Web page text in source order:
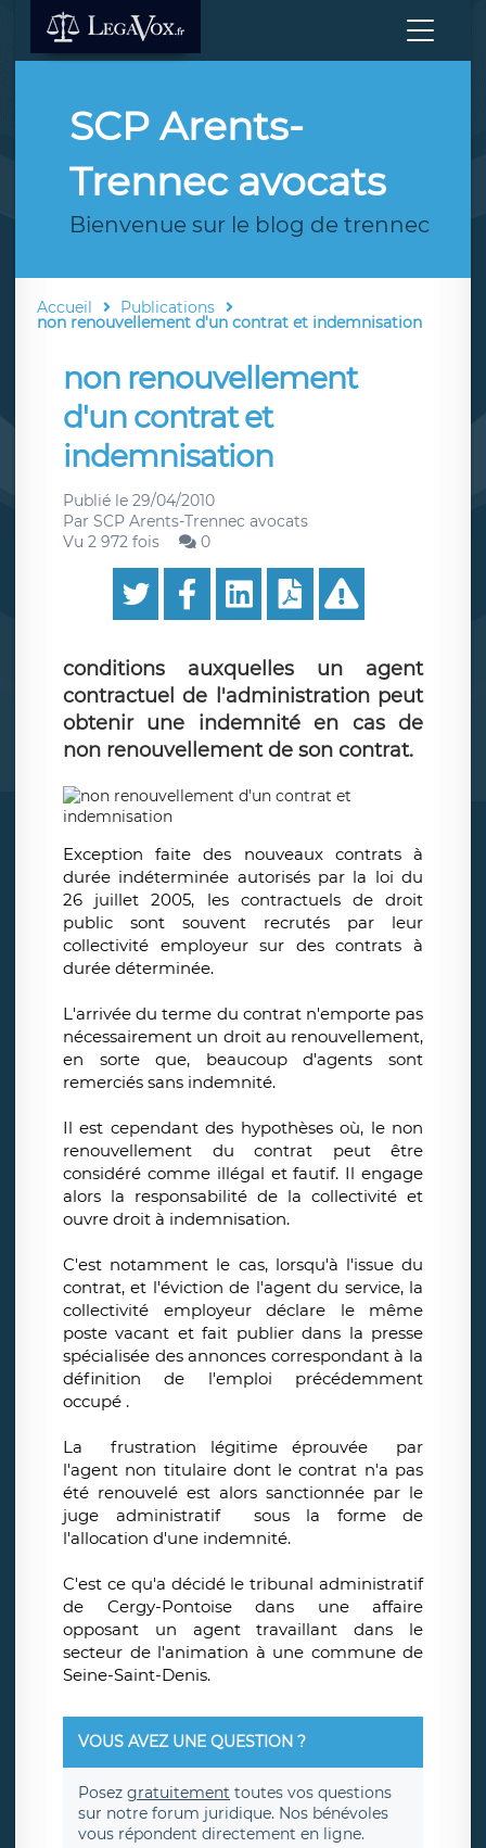
SCP Arents-
Trennec avocats
Bienvenue sur le blog de trennec
Accueil Publications
non renouvellement d'un contrat et indemnisation
non renouvellement
d'un contrat et
indemnisation
Publié le 29/04/2010
Par SCP Arents-Trennec avocats
Vu 2 972 fois
0
conditions auxquelles un agent
contractuel de l'administration peut
obtenir une indemnité en cas de
non renouvellement de son contrat.
Exception faite des nouveaux contrats à
durée indéterminée autorisés par la loi du
26 juillet 2005, les contractuels de droit
public sont souvent recrutés par leur
collectivité employeur sur des contrats à
durée déterminée.
L'arrivée du terme du contrat n'emporte pas
nécessairement un droit au renouvellement,
en sorte que, beaucoup d'agents sont
remerciés sans indemnité.
Il est cependant des hypothèses où, le non
renouvellement du contrat peut être
considéré comme illégal et fautif. Il engage
alors la responsabilité de la collectivité et
ouvre droit à indemnisation.
C'est notamment le cas, lorsqu'à l'issue du
contrat, et l'éviction de l'agent du service, la
collectivité employeur déclare le même
poste vacant et fait publier dans la presse
spécialisée des annonces correspondant à la
définition de l'emploi précédemment
occupé .
La frustration légitime éprouvée par
l'agent non titulaire dont le contrat n'a pas
été renouvelé est alors sanctionnée par le
juge administratif sous la forme de
l'allocation d'une indemnité.
C'est ce qu'a décidé le tribunal administratif
de Cergy-Pontoise dans une affaire
opposant un agent travaillant dans le
secteur de l'animation à une commune de
Seine-Saint-Denis.
VOUS AVEZ UNE QUESTION ?
Posez gratuitement toutes vos questions
sur notre forum juridique. Nos bénévoles
vous répondent directement en ligne.